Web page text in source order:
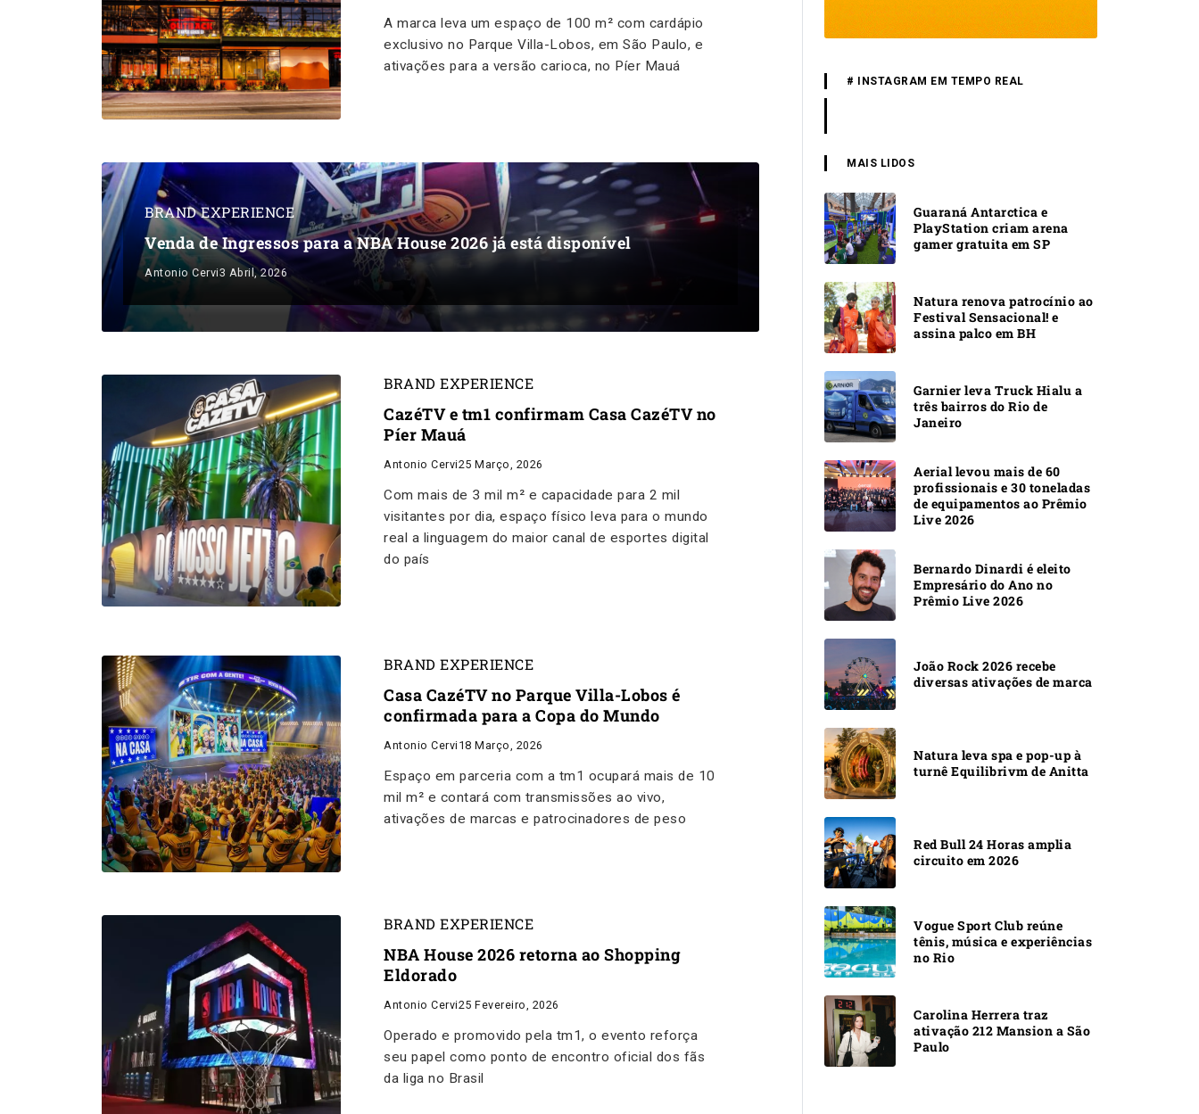
A marca leva um espaço de 100 m² com cardápio
exclusivo no Parque Villa-Lobos, em São Paulo, e
ativações para a versão carioca, no Píer Mauá
BRAND EXPERIENCE
Venda de Ingressos para a NBA House 2026 já está disponível
Antonio Cervi3 Abril, 2026
BRAND EXPERIENCE
CazéTV e tm1 confirmam Casa CazéTV no
Píer Mauá
Antonio Cervi25 Março, 2026
Com mais de 3 mil m² e capacidade para 2 mil
visitantes por dia, espaço físico leva para o mundo
real a linguagem do maior canal de esportes digital
do país
BRAND EXPERIENCE
Casa CazéTV no Parque Villa-Lobos é
confirmada para a Copa do Mundo
Antonio Cervi 18 Março, 2026
Espaço em parceria com a tm1 ocupará mais de 10
mil m² e contará com transmissões ao vivo,
ativações de marcas e patrocinadores de peso
BRAND EXPERIENCE
NBA House 2026 retorna ao Shopping
Eldorado
Antonio Cervi25 Fevereiro, 2026
Operado e promovido pela tm1, o evento reforça
seu papel como ponto de encontro oficial dos fãs
da liga no Brasil
# INSTAGRAM EM TEMPO REAL
MAIS LIDOS
Guaraná Antarctica e
PlayStation criam arena
gamer gratuita em SP
Natura renova patrocínio ao
Festival Sensacional! e
assina palco em BH
Garnier leva Truck Hialu a
três bairros do Rio de
Janeiro
Aerial levou mais de 60
profissionais e 30 toneladas
de equipamentos ao Prêmio
Live 2026
Bernardo Dinardi é eleito
Empresário do Ano no
Prêmio Live 2026
João Rock 2026 recebe
diversas ativações de marca
Natura leva spa e pop-up à
turnê Equilibrivm de Anitta
Red Bull 24 Horas amplia
circuito em 2026
Vogue Sport Club reúne
tênis, música e experiências
no Rio
Carolina Herrera traz
ativação 212 Mansion a São
Paulo